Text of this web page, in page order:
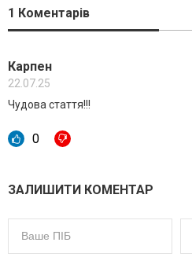
1 Коментарів
Карпен
22.07.25
Чудова стаття!!!
0
ЗАЛИШИТИ КОМЕНТАР